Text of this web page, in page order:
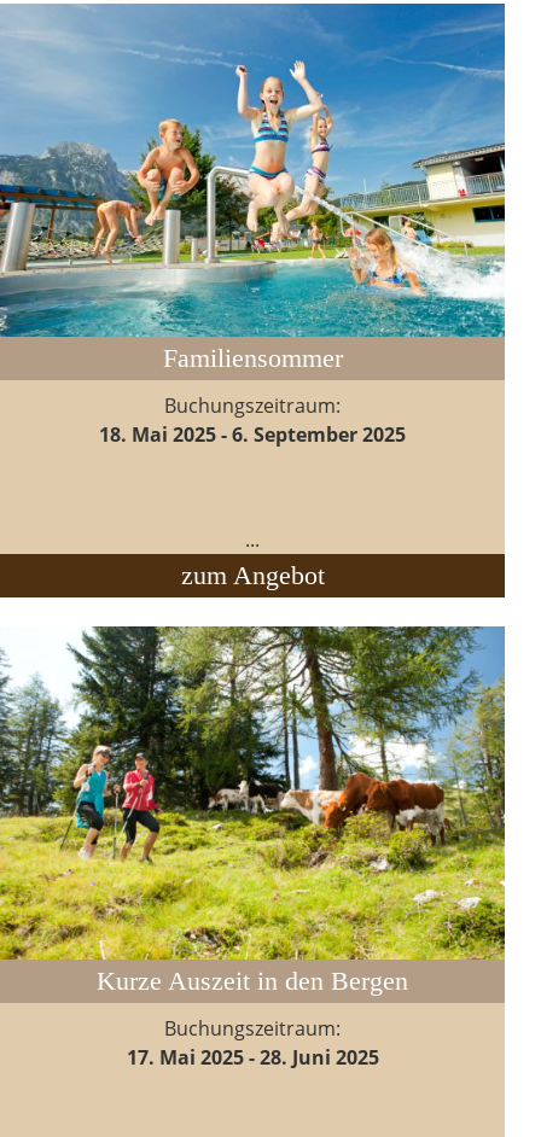
Familiensommer
Buchungszeitraum:
18. Mai 2025 - 6. September 2025
...
zum Angebot
Kurze Auszeit in den Bergen
Buchungszeitraum:
17. Mai 2025 - 28. Juni 2025